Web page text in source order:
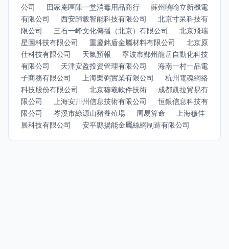
公司
田家庵區陳一堂消毒用品商行
蘇州曉喻立新機電
有限公司
西安歸轂智能科技有限公司
北京寸呆科技有
限公司
三石一峰文化傳播（北京）有限公司
北京飛瑞
星圖科技有限公司
重慶銘盾金屬材料有限公司
北京原
仕科技有限公司
天氣預報
寧波市鄞州龍岳自動化科技
有限公司
天津安盈投資管理有限公司
海南一村一品電
子商務有限公司
上海樂弼實業有限公司
杭州電魂網絡
科技股份有限公司
北京穆羲軟件技術
成都凱拉貿易有
限公司
上海安川州信息技術有限公司
恒銀信息科技有
限公司
岑溪市綠源山豬養殖場 周易算命
上海穆佳
展科技有限公司
安平縣揚能金屬絲網制造有限公司